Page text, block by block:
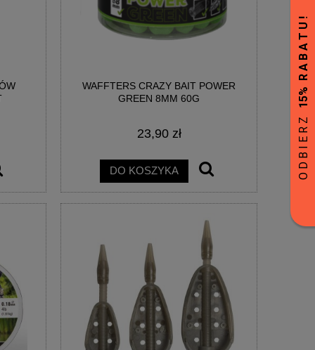
WAFFTERS CRAZY BAIT POWER
GREEN 8MM 60G
23,90 zł
DO KOSZYKA